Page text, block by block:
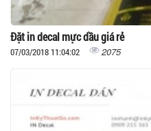
Đặt in decal mực dầu giá rẻ
07/03/2018 11:04:02 2075